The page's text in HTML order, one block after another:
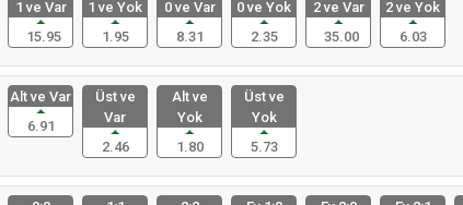
1 ve Var
15.95
1 ve Yok
1.95
0 ve Var
8.31
0 ve Yok
2.35
2 ve Var
35.00
2 ve Yok
6.03
Alt ve Var
6.91
Üst ve
Var
2.46
Alt ve
Yok
1.80
Üst ve
Yok
5.73